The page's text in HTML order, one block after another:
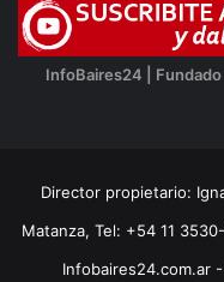
InfoBaires24 |
Director propietario:
Matanza, Tel: +54 11
Infobaires24.com.ar